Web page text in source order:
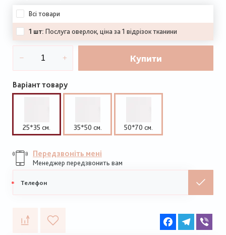
Всі товари
1 шт: Послуга оверлок, ціна за 1 відрізок тканини
Купити
Варіант товару
25*35 см. 35*50 см. 50*70 см.
Передзвоніть мені
Менеджер передзвонить вам
телефон
FacebookTelegram